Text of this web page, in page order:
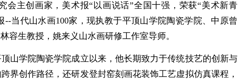
会主创画家，美术报“以画说话”全国十强，荣获“美术新青
当代山水画100家，现执教于平顶山学院陶瓷学院、中原曾
容生教授，姚来义山水画研修工作室导师。
学院陶瓷学院成立以来，他长期致力于传统技艺的创新与
界创作路径，还研发登封窑刻画花装饰工艺虚拟仿真课程，